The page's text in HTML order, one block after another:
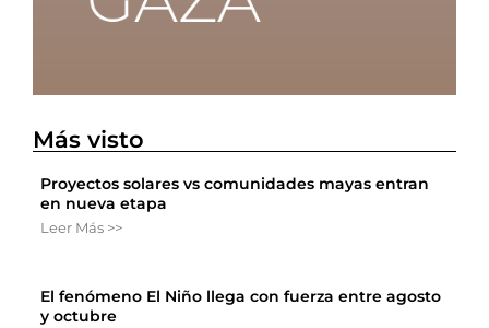
Más visto
Proyectos solares vs comunidades mayas entran
en nueva etapa
Leer Más >>
El fenómeno El Niño llega con fuerza entre agosto
y octubre